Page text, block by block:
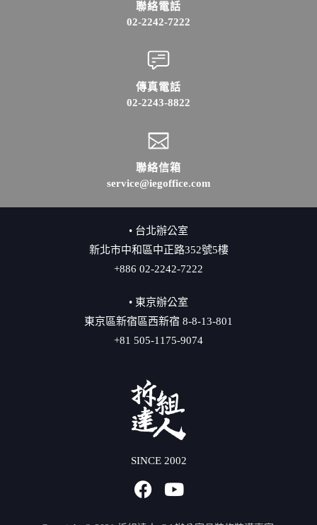
聯絡電話
02-2242-7222
傳真電話
02-2243-8822
聯絡信箱
service@iegoffice.com
• 台北辦公室
新北市中和區中正路352號5樓
+886 02-2242-7222
• 東京辦公室
東京區新宿區西新宿 8-8-13-801
+81 505-1175-9074
SINCE 2002